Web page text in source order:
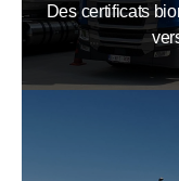
Des certificats